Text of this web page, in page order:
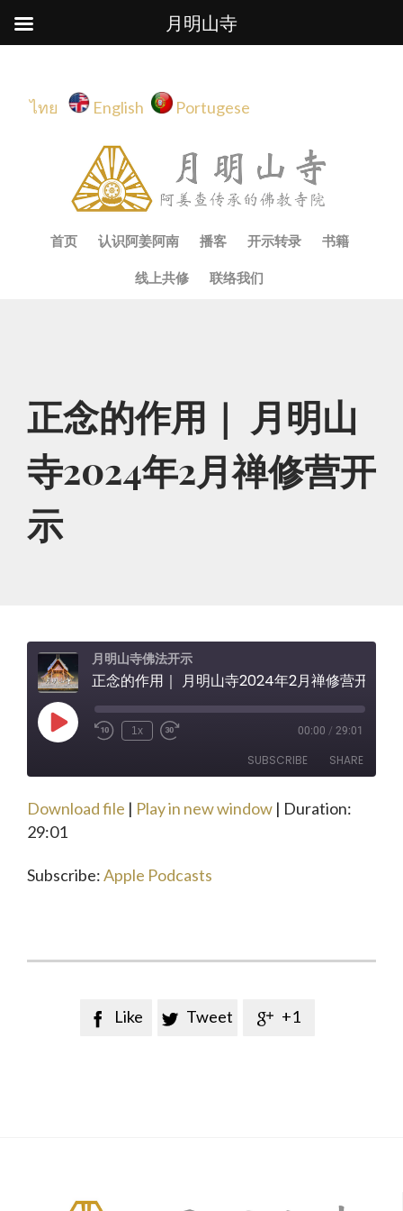
ไทย English Portugese
Skip
content
首页 认识阿姜阿南 播客 开示转录 书籍
线上共修 联络我们
正念的作用｜ 月明山
寺2024年2月禅修营开
示
月明山寺佛法开示
正念的作用｜ 月明山寺2024年2月禅修营开示
Play
Rewind
Seconds
1x
Fast
30
00:00 / 29:01
SUBSCRIBE SHARE
Apple Podcasts
SHARE
Download file | Play in new window | Duration:
29:01
Subscribe:Apple Podcasts
 Like  Tweet  +1
月明山寺